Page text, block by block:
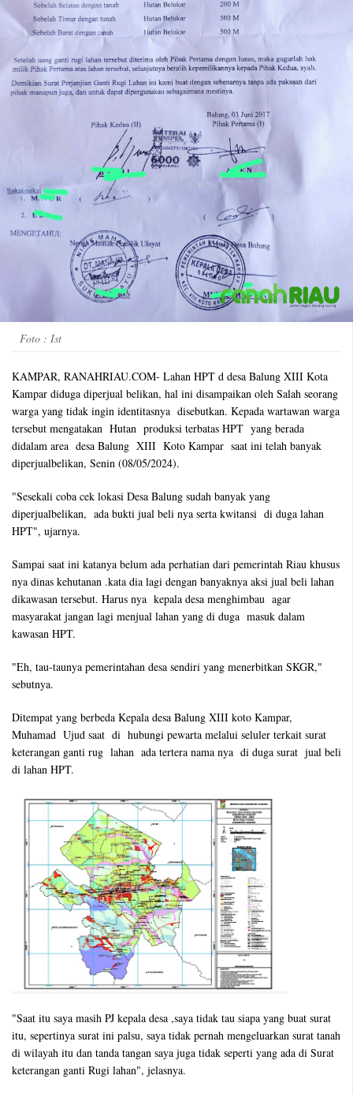
Foto : Ist
KAMPAR, RANAHRIAU.COM- Lahan HPT d desa Balung XIII Kota
Kampar diduga diperjual belikan, hal ini disampaikan oleh Salah seorang
warga yang tidak ingin identitasnya disebutkan. Kepada wartawan warga
tersebut mengatakan Hutan produksi terbatas HPT yang berada
didalam area desa Balung XIII Koto Kampar saat ini telah banyak
diperjualbelikan, Senin (08/05/2024).
"Sesekali coba cek lokasi Desa Balung sudah banyak yang
diperjualbelikan, ada bukti jual beli nya serta kwitansi di duga lahan
HPT", ujarnya.
Sampai saat ini katanya belum ada perhatian dari pemerintah Riau khusus
nya dinas kehutanan .kata dia lagi dengan banyaknya aksi jual beli lahan
dikawasan tersebut. Harus nya kepala desa menghimbau agar
masyarakat jangan lagi menjual lahan yang di duga masuk dalam
kawasan HPT.
"Eh, tau-taunya pemerintahan desa sendiri yang menerbitkan SKGR,"
sebutnya.
Ditempat yang berbeda Kepala desa Balung XIII koto Kampar,
Muhamad Ujud saat di hubungi pewarta melalui seluler terkait surat
keterangan ganti rug lahan ada tertera nama nya di duga surat jual beli
di lahan HPT.
"Saat itu saya masih PJ kepala desa ,saya tidak tau siapa yang buat surat
itu, sepertinya surat ini palsu, saya tidak pernah mengeluarkan surat tanah
di wilayah itu dan tanda tangan saya juga tidak seperti yang ada di Surat
keterangan ganti Rugi lahan", jelasnya.